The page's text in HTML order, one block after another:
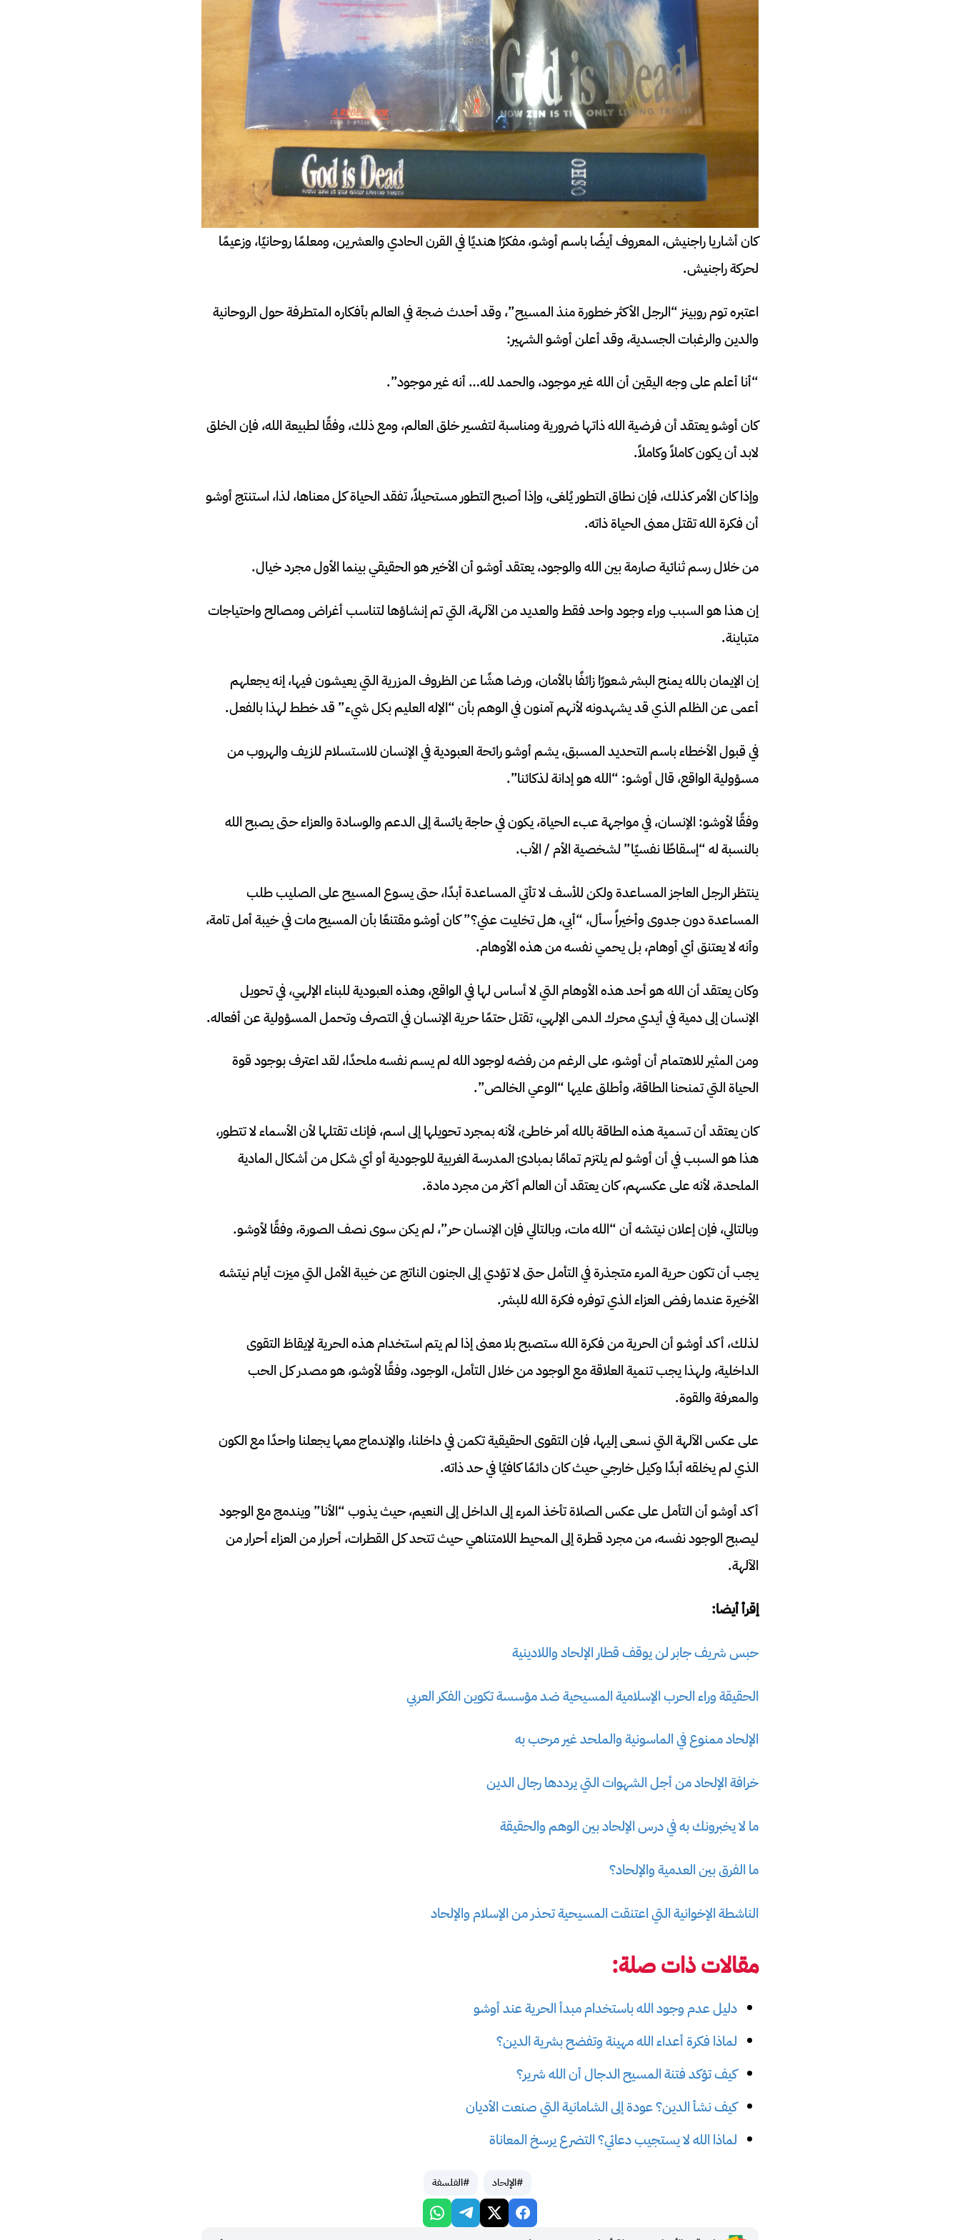
كان أشاريا راجنيش، المعروف أيضًا باسم أوشو، مفكرًا هنديًا في القرن الحادي والعشرين، ومعلمًا روحانيًا، وزعيمًا
لحركة راجنيش.
اعتبره توم روبينز “الرجل الأكثر خطورة منذ المسيح”، وقد أحدث ضجة في العالم بأفكاره المتطرفة حول الروحانية
والدين والرغبات الجسدية، وقد أعلن أوشو الشهير:
“أنا أعلم على وجه اليقين أن الله غير موجود، والحمد لله… أنه غير موجود”.
كان أوشو يعتقد أن فرضية الله ذاتها ضرورية ومناسبة لتفسير خلق العالم، ومع ذلك، وفقًا لطبيعة الله، فإن الخلق
لابد أن يكون كاملاً وكاملاً.
وإذا كان الأمر كذلك، فإن نطاق التطور يُلغى، وإذا أصبح التطور مستحيلاً، تفقد الحياة كل معناها، لذا، استنتج أوشو
أن فكرة الله تقتل معنى الحياة ذاته.
من خلال رسم ثنائية صارمة بين الله والوجود، يعتقد أوشو أن الأخير هو الحقيقي بينما الأول مجرد خيال.
إن هذا هو السبب وراء وجود واحد فقط والعديد من الآلهة، التي تم إنشاؤها لتناسب أغراض ومصالح واحتياجات
متباينة.
إن الإيمان بالله يمنح البشر شعورًا زائفًا بالأمان، ورضا هشًا عن الظروف المزرية التي يعيشون فيها، إنه يجعلهم
أعمى عن الظلم الذي قد يشهدونه لأنهم آمنون في الوهم بأن “الإله العليم بكل شيء” قد خطط لهذا بالفعل.
في قبول الأخطاء باسم التحديد المسبق، يشم أوشو رائحة العبودية في الإنسان للاستسلام للزيف والهروب من
مسؤولية الواقع، قال أوشو: “الله هو إدانة لذكائنا”.
وفقًا لأوشو: الإنسان، في مواجهة عبء الحياة، يكون في حاجة يائسة إلى الدعم والوسادة والعزاء حتى يصبح الله
بالنسبة له “إسقاطًا نفسيًا” لشخصية الأم / الأب.
ينتظر الرجل العاجز المساعدة ولكن للأسف لا تأتي المساعدة أبدًا، حتى يسوع المسيح على الصليب طلب
المساعدة دون جدوى وأخيراً سأل، “أبي، هل تخليت عني؟” كان أوشو مقتنعًا بأن المسيح مات في خيبة أمل تامة،
وأنه لا يعتنق أي أوهام، بل يحمي نفسه من هذه الأوهام.
وكان يعتقد أن الله هو أحد هذه الأوهام التي لا أساس لها في الواقع، وهذه العبودية للبناء الإلهي، في تحويل
الإنسان إلى دمية في أيدي محرك الدمى الإلهي، تقتل حتمًا حرية الإنسان في التصرف وتحمل المسؤولية عن أفعاله.
ومن المثير للاهتمام أن أوشو، على الرغم من رفضه لوجود الله لم يسم نفسه ملحدًا، لقد اعترف بوجود قوة
الحياة التي تمنحنا الطاقة، وأطلق عليها “الوعي الخالص”.
كان يعتقد أن تسمية هذه الطاقة بالله أمر خاطئ، لأنه بمجرد تحويلها إلى اسم، فإنك تقتلها لأن الأسماء لا تتطور،
هذا هو السبب في أن أوشو لم يلتزم تمامًا بمبادئ المدرسة الغربية للوجودية أو أي شكل من أشكال المادية
الملحدة، لأنه على عكسهم، كان يعتقد أن العالم أكثر من مجرد مادة.
وبالتالي، فإن إعلان نيتشه أن “الله مات، وبالتالي فإن الإنسان حر”، لم يكن سوى نصف الصورة، وفقًا لأوشو.
يجب أن تكون حرية المرء متجذرة في التأمل حتى لا تؤدي إلى الجنون الناتج عن خيبة الأمل التي ميزت أيام نيتشه
الأخيرة عندما رفض العزاء الذي توفره فكرة الله للبشر.
لذلك، أكد أوشو أن الحرية من فكرة الله ستصبح بلا معنى إذا لم يتم استخدام هذه الحرية لإيقاظ التقوى
الداخلية، ولهذا يجب تنمية العلاقة مع الوجود من خلال التأمل، الوجود، وفقًا لأوشو، هو مصدر كل الحب
والمعرفة والقوة.
على عكس الآلهة التي نسعى إليها، فإن التقوى الحقيقية تكمن في داخلنا، والإندماج معها يجعلنا واحدًا مع الكون
الذي لم يخلقه أبدًا وكيل خارجي حيث كان دائمًا كافيًا في حد ذاته.
أكد أوشو أن التأمل على عكس الصلاة تأخذ المرء إلى الداخل إلى النعيم، حيث يذوب “الأنا” ويندمج مع الوجود
ليصبح الوجود نفسه، من مجرد قطرة إلى المحيط اللامتناهي حيث تتحد كل القطرات، أحرار من العزاء أحرار من
الآلهة.
إقرأ أيضا:
حبس شريف جابر لن يوقف قطار الإلحاد واللادينية
الحقيقة وراء الحرب الإسلامية المسيحية ضد مؤسسة تكوين الفكر العربي
الإلحاد ممنوع في الماسونية والملحد غير مرحب به
خرافة الإلحاد من أجل الشهوات التي يرددها رجال الدين
ما لا يخبرونك به في درس الإلحاد بين الوهم والحقيقة
ما الفرق بين العدمية والإلحاد؟
الناشطة الإخوانية التي اعتنقت المسيحية تحذر من الإسلام والإلحاد
مقالات ذات صلة:
دليل عدم وجود الله باستخدام مبدأ الحرية عند أوشو
لماذا فكرة أعداء الله مهينة وتفضح بشرية الدين؟
كيف تؤكد فتنة المسيح الدجال أن الله شرير؟
كيف نشأ الدين؟ عودة إلى الشامانية التي صنعت الأديان
لماذا الله لا يستجيب دعائي؟ التضرع يرسخ المعاناة
#الإلحاد #الفلسفة